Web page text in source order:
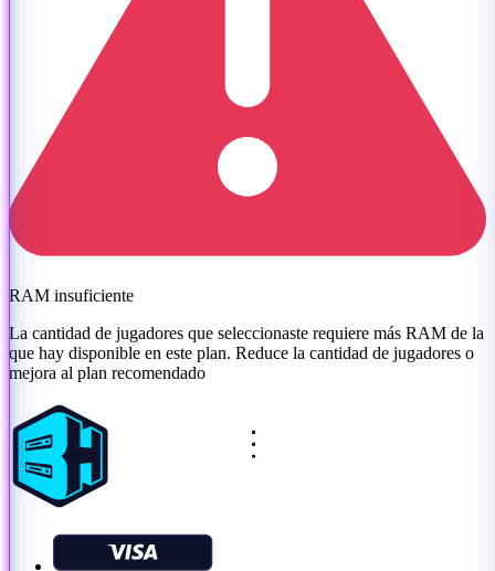
RAM insuficiente
La cantidad de jugadores que seleccionaste requiere más RAM de la
que hay disponible en este plan. Reduce la cantidad de jugadores o
mejora al plan recomendado